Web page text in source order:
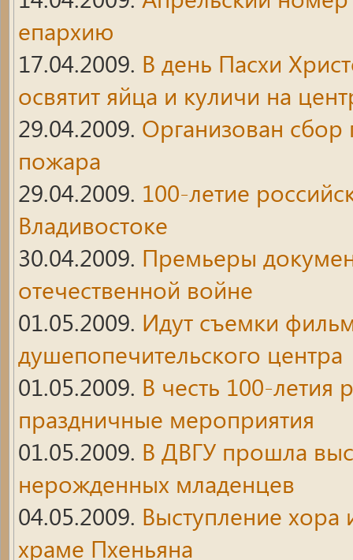
епархию
17.04.2009. В день Пасхи
освятит яйца и куличи на
29.04.2009. Организован
пожара
29.04.2009. 100-летие
Владивостоке
30.04.2009. Премьеры
отечественной войне
01.05.2009. Идут съемки
душепопечительского центра
01.05.2009. В честь 100-летия
праздничные мероприятия
01.05.2009. В ДВГУ прошла
нерожденных младенцев
04.05.2009. Выступление
храме Пхеньяна